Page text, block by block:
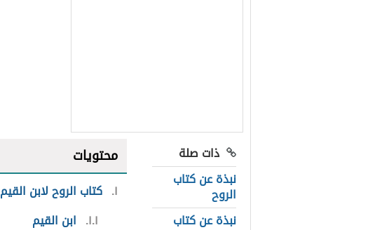
ذات صلة
نبذة عن كتاب
الروح
نبذة عن كتاب
محتويات
١ كتاب الروح لابن القيم
١.١ ابن القيم